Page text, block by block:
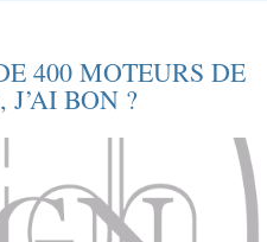
400 MOTEURS DE
BON ?